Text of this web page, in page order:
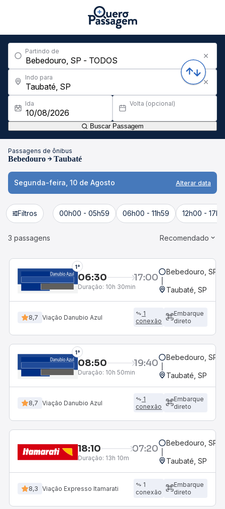
Partindo de
Indo para
Ida Volta (opcional)
Buscar Passagem
Passagens de ônibus
Bebedouro Taubaté
Segunda-feira, 10 de Agosto Alterar data
Filtros 00h00 - 05h59 06h00 - 11h59 12h00 -
3 passagens Recomendado
1°
06:30 17:00
Duração: 10h 30min
Bebedouro, SP -
Taubaté, SP
8,7 Viação Danubio Azul
1
conexão
Embarque
direto
1°
08:50 19:40
Duração: 10h 50min
Bebedouro, SP -
Taubaté, SP
8,7 Viação Danubio Azul
1
conexão
Embarque
direto
18:10 07:20
Duração: 13h 10m
Bebedouro, SP -
Taubaté, SP
8,3 Viação Expresso Itamarati
1
conexão
Embarque
direto